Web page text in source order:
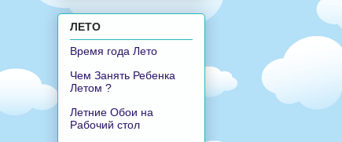
ЛЕТО
Время года Лето
Чем Занять Ребенка
Летом ?
Летние Обои на
Рабочий стол